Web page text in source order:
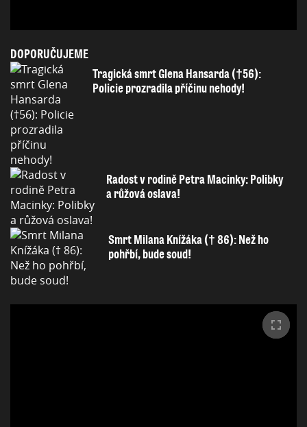
DOPORUČUJEME
Tragická smrt Glena Hansarda (†56):
Policie prozradila příčinu nehody!
Radost v rodině Petra Macinky: Polibky
a růžová oslava!
Smrt Milana Knížáka († 86): Než ho
pohřbí, bude soud!